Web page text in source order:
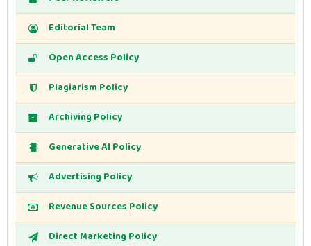
Editorial Team
Open Access Policy
Plagiarism Policy
Archiving Policy
Generative AI Policy
Advertising Policy
Revenue Sources Policy
Direct Marketing Policy